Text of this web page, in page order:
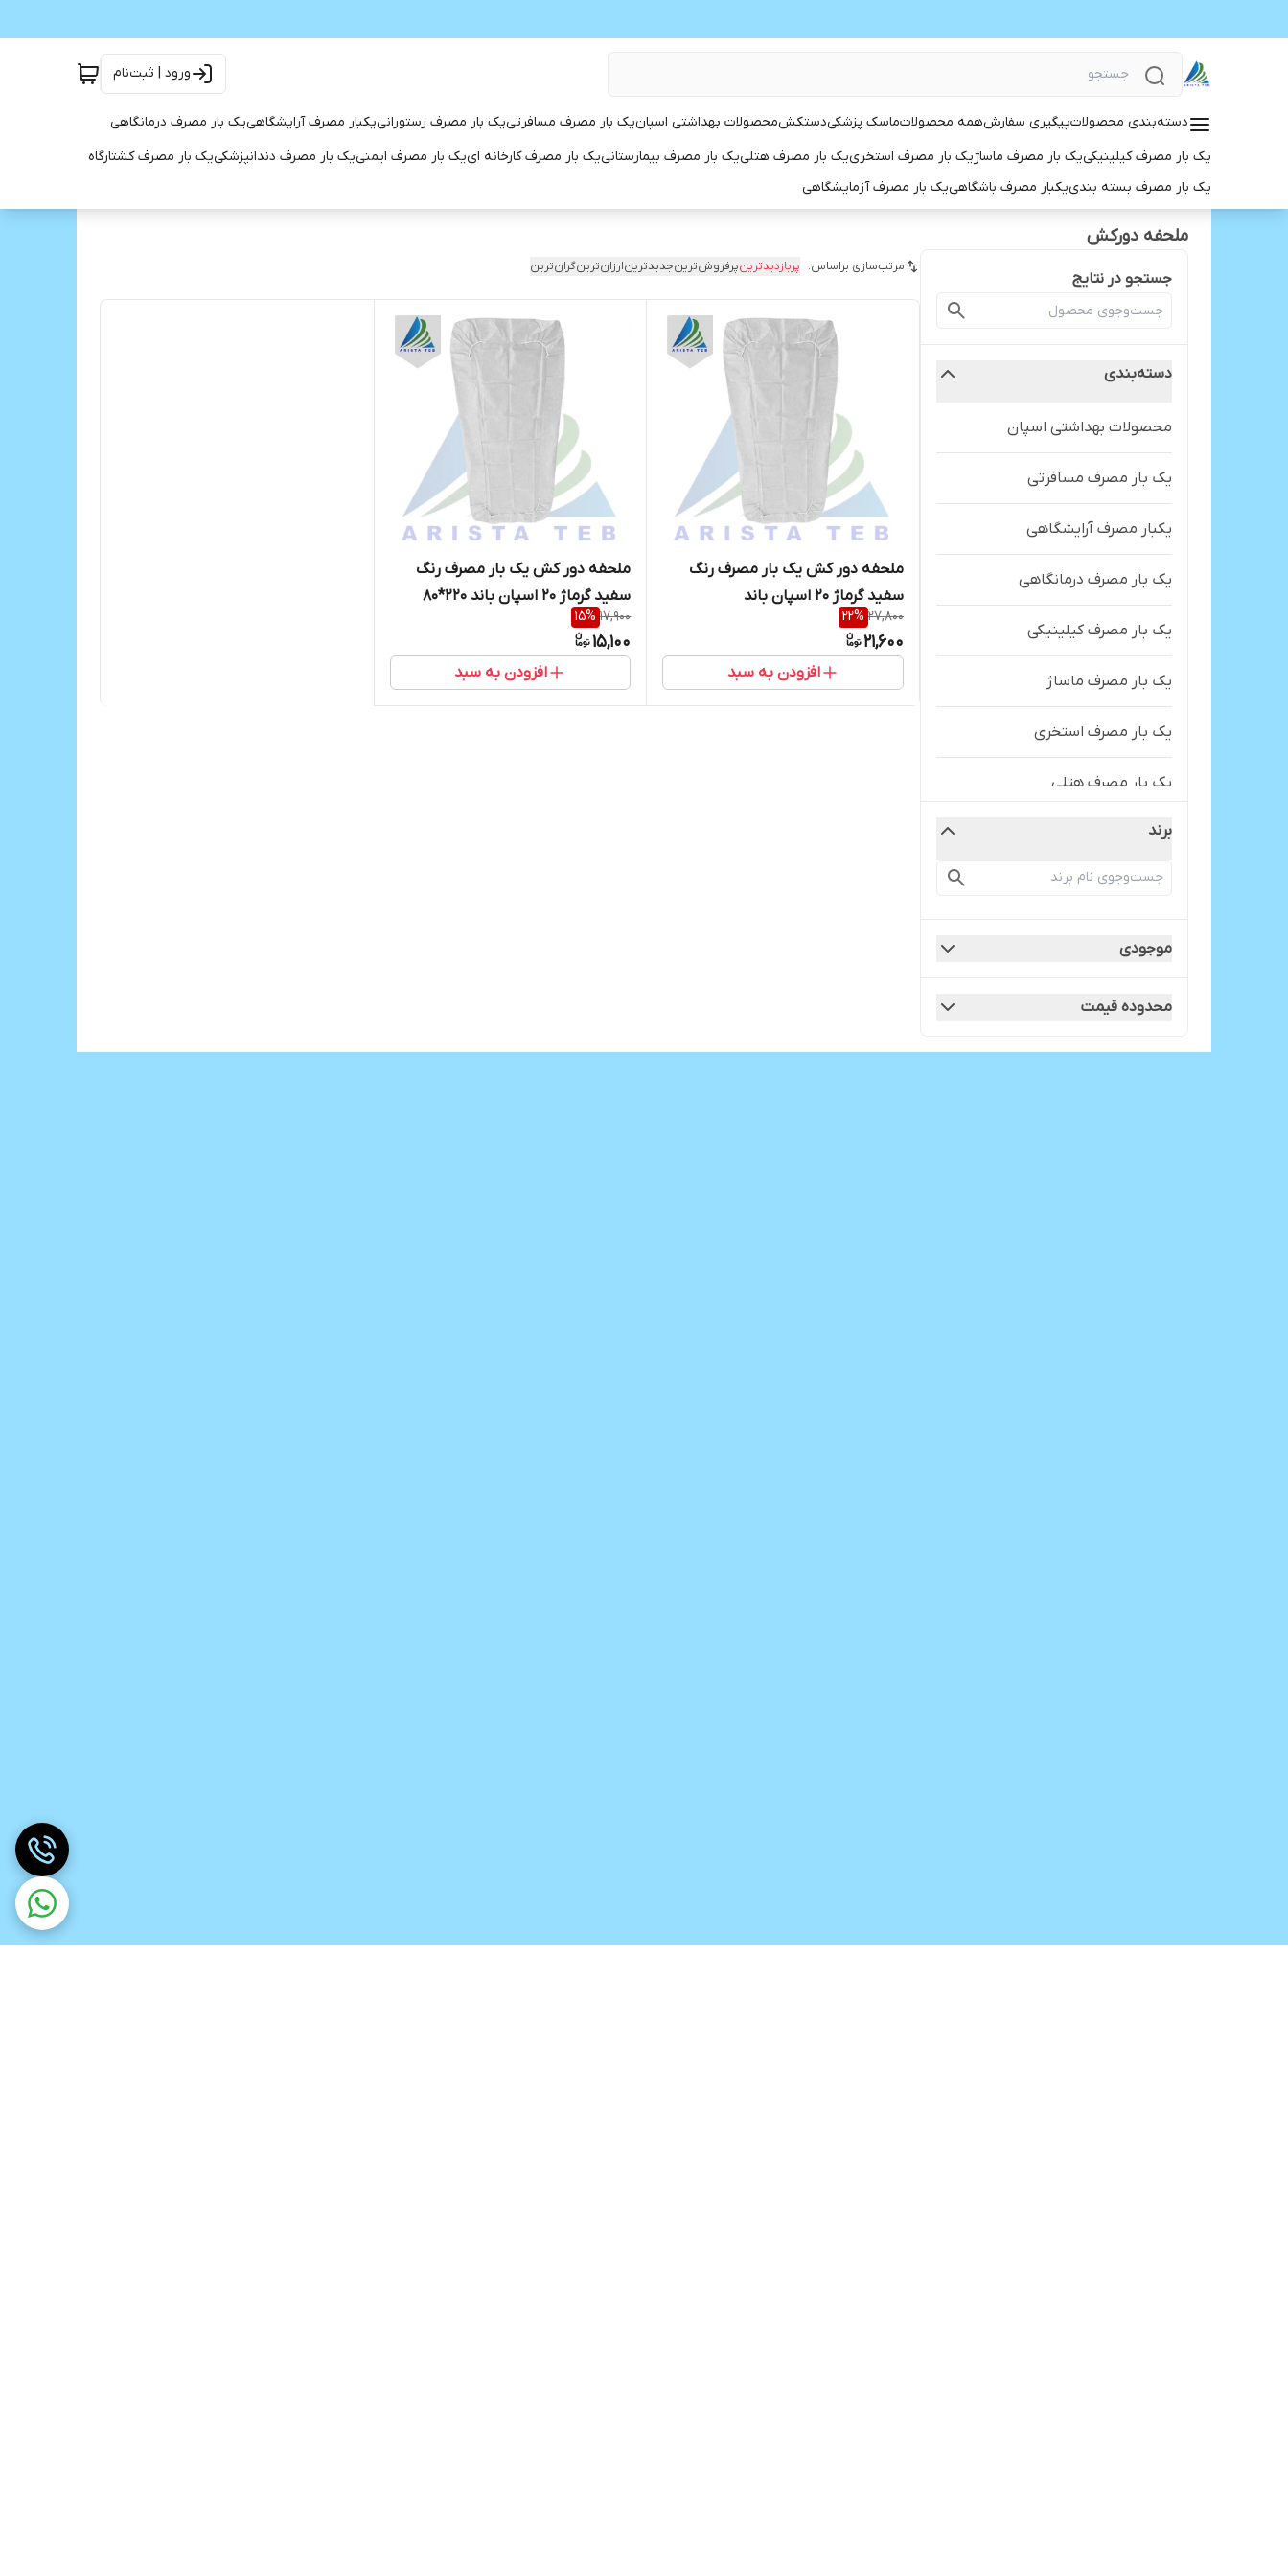
ورود | ثبت‌نام
دسته‌بندی محصولاتپیگیری سفارشهمه محصولاتماسک پزشکیدستکشمحصولات بهداشتی اسپانیک بار مصرف مسافرتییک بار مصرف رستورانییکبار مصرف آرایشگاهییک بار مصرف درمانگاهی
یک بار مصرف کیلینیکییک بار مصرف ماساژیک بار مصرف استخرییک بار مصرف هتلییک بار مصرف بیمارستانییک بار مصرف کارخانه اییک بار مصرف ایمنییک بار مصرف دندانپزشکییک بار مصرف کشتارگاه
یک بار مصرف بسته بندییکبار مصرف باشگاهییک بار مصرف آزمایشگاهی
ملحفه دورکش
جستجو در نتایج
دسته‌بندی
محصولات بهداشتی اسپان
یک بار مصرف مسافرتی
یکبار مصرف آرایشگاهی
یک بار مصرف درمانگاهی
یک بار مصرف کیلینیکی
یک بار مصرف ماساژ
یک بار مصرف استخری
یک بار مصرف هتلی
یک بار مصرف بیمارستانی
یک بار مصرف دندانپزشکی
برند
موجودی
محدوده قیمت
مرتب‌سازی براساس: پربازدیدترینپرفروش‌ترینجدیدترینارزان‌ترینگران‌ترین
ملحفه دور کش یک بار مصرف رنگ
سفید گرماژ 20 اسپان باند
220*120سانتی متر
27,800
22%
21,600
افزودن به سبد
ملحفه دور کش یک بار مصرف رنگ
سفید گرماژ 20 اسپان باند 220*80
سانتی متر
17,900
15%
15,100
افزودن به سبد